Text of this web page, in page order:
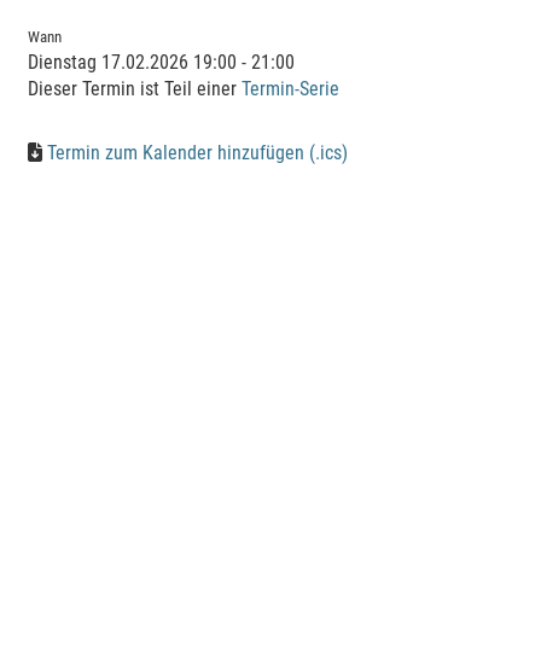
Wann
Dienstag 17.02.2026 19:00 - 21:00
Dieser Termin ist Teil einer Termin-Serie
Termin zum Kalender hinzufügen (.ics)